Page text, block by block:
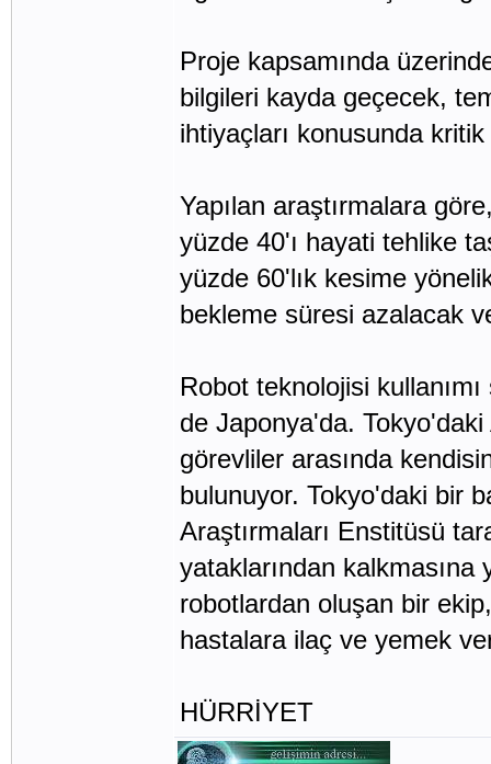
Proje kapsamında
bilgileri kayda geçecek,
ihtiyaçları konusunda
Yapılan araştırmalara
yüzde 40'ı hayati tehlike
yüzde 60'lık kesime
bekleme süresi azalacak
Robot teknolojisi
de Japonya'da.
görevliler arasında
bulunuyor. Tokyo'daki bir
Araştırmaları Enstitüsü
yataklarından
robotlardan oluşan bir ekip,
hastalara ilaç ve yemek
HÜRRİYET